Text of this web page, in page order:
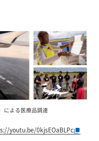
よる医療品調達
youtu.be/0kjsEOaBLPc